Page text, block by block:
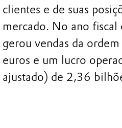
clientes e de suas
mercado. No ano
gerou vendas da
euros e um lucro
ajustado) de 2,36